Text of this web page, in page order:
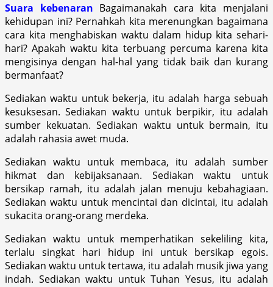
Suara kebenaran Bagaimanakah cara kita menjalani
kehidupan ini? Pernahkah kita merenungkan bagaimana
cara kita menghabiskan waktu dalam hidup kita sehari-
hari? Apakah waktu kita terbuang percuma karena kita
mengisinya dengan hal-hal yang tidak baik dan kurang
bermanfaat?
Sediakan waktu untuk bekerja, itu adalah harga sebuah
kesuksesan. Sediakan waktu untuk berpikir, itu adalah
sumber kekuatan. Sediakan waktu untuk bermain, itu
adalah rahasia awet muda.
Sediakan waktu untuk membaca, itu adalah sumber
hikmat dan kebijaksanaan. Sediakan waktu untuk
bersikap ramah, itu adalah jalan menuju kebahagiaan.
Sediakan waktu untuk mencintai dan dicintai, itu adalah
sukacita orang-orang merdeka.
Sediakan waktu untuk memperhatikan sekeliling kita,
terlalu singkat hari hidup ini untuk bersikap egois.
Sediakan waktu untuk tertawa, itu adalah musik jiwa yang
indah. Sediakan waktu untuk Tuhan Yesus, itu adalah